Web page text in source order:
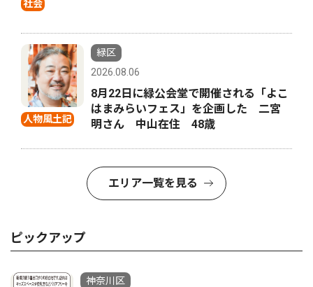
社会
人物風土記
緑区
2026.08.06
8月22日に緑公会堂で開催される「よこ
はまみらいフェス」を企画した 二宮
明さん 中山在住 48歳
エリア一覧を見る
ピックアップ
神奈川区